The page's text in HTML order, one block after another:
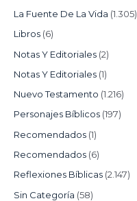
La Fuente De La Vida (1.305)
Libros (6)
Notas Y Editoriales (2)
Notas Y Editoriales (1)
Nuevo Testamento (1.216)
Personajes Bíblicos (197)
Recomendados (1)
Recomendados (6)
Reflexiones Bíblicas (2.147)
Sin Categoría (58)